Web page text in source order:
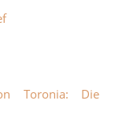
Toronia: Die